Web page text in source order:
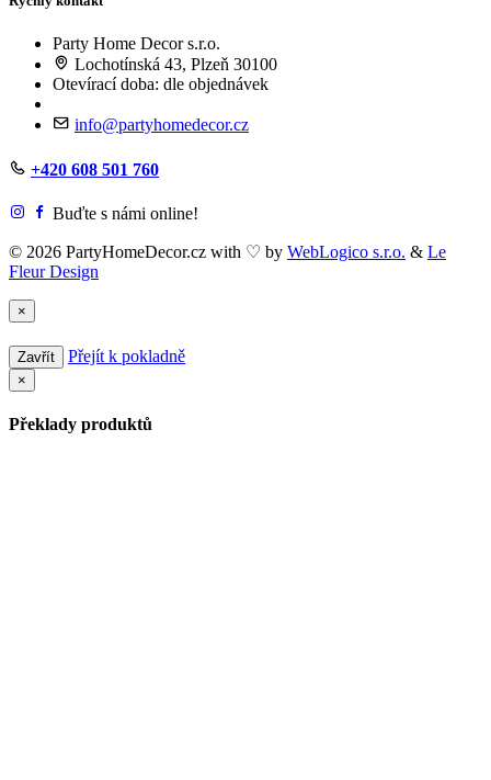
Party Home Decor s.r.o.
Lochotínská 43, Plzeň 30100
Otevírací doba: dle objednávek
info@partyhomedecor.cz
+420 608 501 760
Buďte s námi online!
© 2026 PartyHomeDecor.cz with ♡ by WebLogico s.r.o. & Le
Fleur Design
×
Zavřít Přejít k pokladně
×
Překlady produktů